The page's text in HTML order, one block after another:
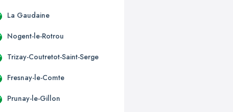
La Gaudaine
Nogent-le-Rotrou
Trizay-Coutretot-Saint-Serge
Fresnay-le-Comte
Prunay-le-Gillon